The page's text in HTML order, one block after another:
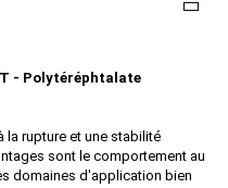
- Polytéréphtalate
la rupture et une stabilité
sont le comportement au
domaines d'application bien